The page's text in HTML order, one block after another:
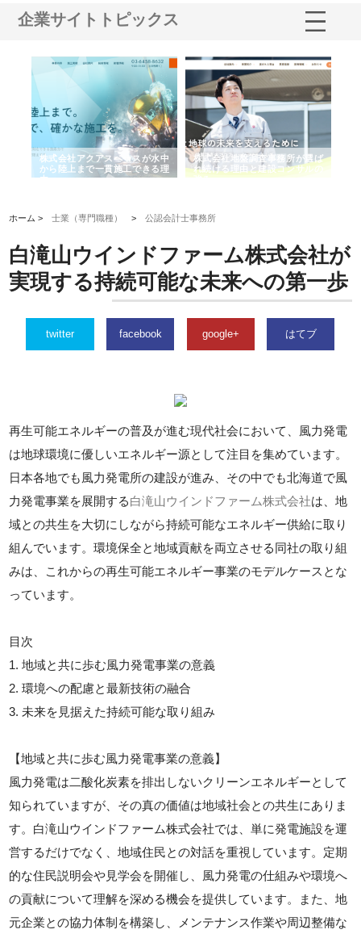
企業サイトトピックス
株式会社アクアスペースが水中
から陸上まで一貫施工できる理
由
株式会社地盤調査事務所が選ば
れ続ける理由と建設コンサルの
強み
ホーム >士業（専門職種） >公認会計士事務所
白滝山ウインドファーム株式会社が
実現する持続可能な未来への第一歩
twitter facebook google+ はてブ
再生可能エネルギーの普及が進む現代社会において、風力発電
は地球環境に優しいエネルギー源として注目を集めています。
日本各地でも風力発電所の建設が進み、その中でも北海道で風
力発電事業を展開する白滝山ウインドファーム株式会社は、地
域との共生を大切にしながら持続可能なエネルギー供給に取り
組んでいます。環境保全と地域貢献を両立させる同社の取り組
みは、これからの再生可能エネルギー事業のモデルケースとな
っています。
目次
1. 地域と共に歩む風力発電事業の意義
2. 環境への配慮と最新技術の融合
3. 未来を見据えた持続可能な取り組み
【地域と共に歩む風力発電事業の意義】
風力発電は二酸化炭素を排出しないクリーンエネルギーとして
知られていますが、その真の価値は地域社会との共生にありま
す。白滝山ウインドファーム株式会社では、単に発電施設を運
営するだけでなく、地域住民との対話を重視しています。定期
的な住民説明会や見学会を開催し、風力発電の仕組みや環境へ
の貢献について理解を深める機会を提供しています。また、地
元企業との協力体制を構築し、メンテナンス作業や周辺整備な